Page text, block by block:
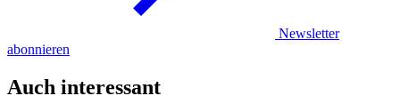
Newsletter
abonnieren
Auch interessant